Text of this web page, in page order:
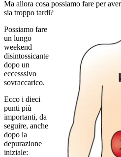
Ma allora cosa possiamo fare per
sia troppo tardi?
Possiamo fare
un lungo
weekend
disintossicante
dopo un
eccesssivo
sovraccarico.
Ecco i dieci
punti più
importanti, da
seguire, anche
dopo la
depurazione
iniziale: